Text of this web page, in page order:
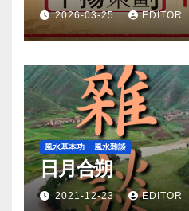
2026-03-25 EDITOR
風水基本功 風水雜談
日月合朔
2021-12-23 EDITOR